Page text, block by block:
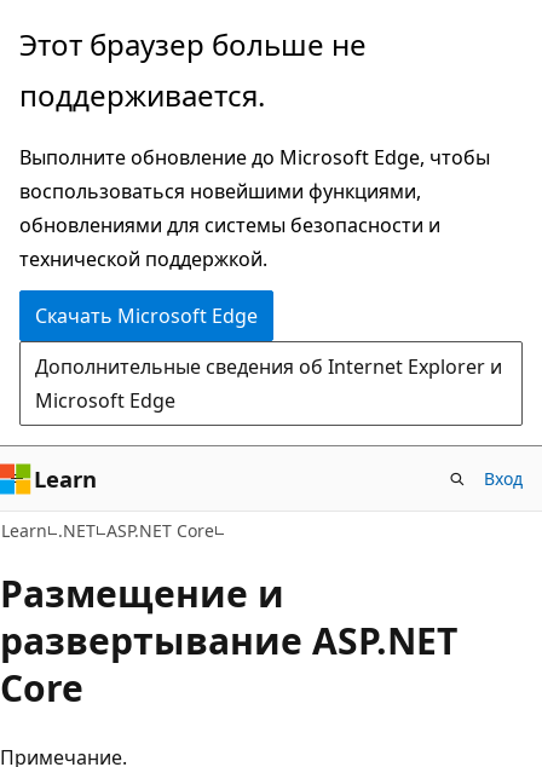
Пропустить
перейти
основному
содержимому
Этот браузер больше не
поддерживается.
Выполните обновление до Microsoft Edge, чтобы
воспользоваться новейшими функциями,
обновлениями для системы безопасности и
технической поддержкой.
Скачать Microsoft Edge
Дополнительные сведения об Internet Explorer и
Microsoft Edge
Learn Вход
Learn .NET ASP.NET Core
Размещение и
развертывание ASP.NET
Core
Примечание.